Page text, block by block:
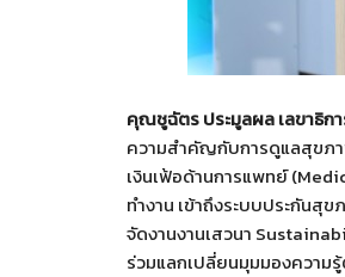
คุณชูฉัตร ประมูลผล เลขาธิก
ความสำคัญกับการดูแลสุขภ
เงินเฟ้อด้านการแพทย์
ทำงาน เข้าถึงระบบประกันสุ
จัดงานงานเสวนา
ร่วมแลกเปลี่ยนมุมมองความรู้